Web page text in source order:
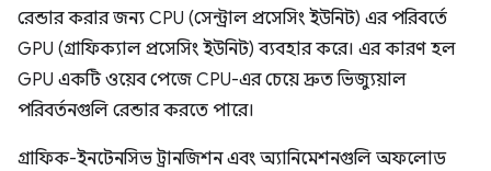
রেন্ডার করার জন্য CPU (সেন্ট্রাল প্রসেসিং ইউনিট) এর পরিবর্তে
GPU (গ্রাফিক্যাল প্রসেসিং ইউনিট) ব্যবহার করে। এর কারণ হল
GPU একটি ওয়েব পেজে CPU-এর চেয়ে দ্রুত ভিজ্যুয়াল
পরিবর্তনগুলি রেন্ডার করতে পারে।
গ্রাফিক-ইনটেনসিভ ট্রানজিশন এবং অ্যানিমেশনগুলি অফলোড